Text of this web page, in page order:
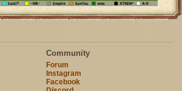
Community
Forum
Instagram
Facebook